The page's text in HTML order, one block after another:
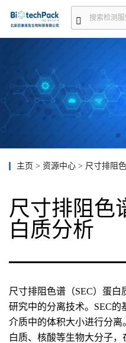
主页 > 资源中心 > 尺寸排阻
尺寸排阻色
白质分析
尺寸排阻色谱（SEC）蛋白
研究中的分离技术。SEC的
介质中的体积大小进行分离
白质、核酸等生物大分子，